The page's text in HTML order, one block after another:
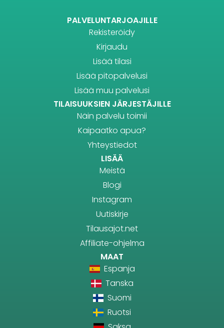
PALVELUNTARJOAJILLE
Rekisteröidy
Kirjaudu
Lisää tilasi
Lisää pitopalvelusi
Lisää muu palvelusi
TILAISUUKSIEN JÄRJESTÄJILLE
Näin palvelu toimii
Kaipaatko apua?
Yhteystiedot
LISÄÄ
Meistä
Blogi
Instagram
Uutiskirje
Tilausajot.net
Affiliate-ohjelma
MAAT
Espanja
Tanska
Suomi
Ruotsi